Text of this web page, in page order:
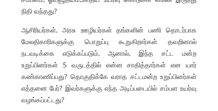
நிதி வந்தது?
ஆசிரியர்கள், அரசு ஊழியர்கள் தங்களின் பணி தொடர்பாக
மேலதிகாரிகளுக்கு பொறுப்பு கூறுகிறார்கள் தவறினால்
நடவடிக்கை எடுக்கப்படும், ஆனால், இந்த சட்ட மன்ற
உறுப்பினர்கள் 5 வருடத்தில் என்ன சாதித்தார்கள் என யார்
கண்காணிப்பது? தொகுதிக்கே வராத சட்டமன்ற உறுப்பினர்கள்
எத்தனை பேர்? இவர்களுக்கு எந்த அடிப்படையில் சம்பள உயர்வு
வழங்கப்பட்டது?